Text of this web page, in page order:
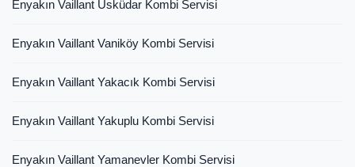
Enyakın Vaillant Üsküdar Kombi Servisi
Enyakın Vaillant Vaniköy Kombi Servisi
Enyakın Vaillant Yakacık Kombi Servisi
Enyakın Vaillant Yakuplu Kombi Servisi
Enyakın Vaillant Yamanevler Kombi Servisi